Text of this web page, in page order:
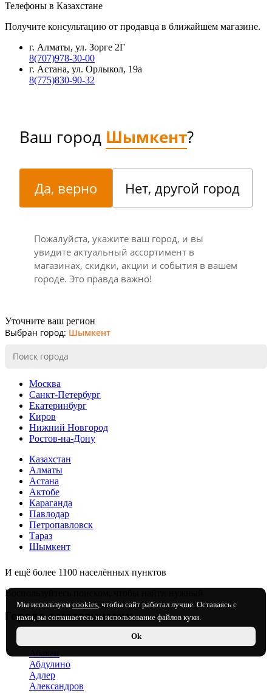
Мы используем cookies, чтобы сайт работал лучше. Оставаясь с
нами, вы соглашаетесь на использование файлов куки.
Ok
Телефоны в Казахстане
Получите консультацию от продавца в ближайшем магазине.
г. Алматы, ул. Зорге 2Г
8(707)978-30-00
г. Астана, ул. Орлыкол, 19а
8(775)830-90-32
Ваш город Шымкент?
Да, верно Нет, другой город
Пожалуйста, укажите ваш город, и вы
увидите актуальный ассортимент в
магазинах, скидки, акции и события в вашем
городе. Это правда важно!
Уточните ваш регион
Выбран город: Шымкент
Москва
Санкт-Петербург
Екатеринбург
Киров
Нижний Новгород
Ростов-на-Дону
Казахстан
Алматы
Астана
Актобе
Караганда
Павлодар
Петропавловск
Тараз
Шымкент
И ещё более 1100 населённых пунктов
Воспользуйтесь поиском, чтобы найти нужный
Города с магазинами:
Абдулино
Адлер
Александров